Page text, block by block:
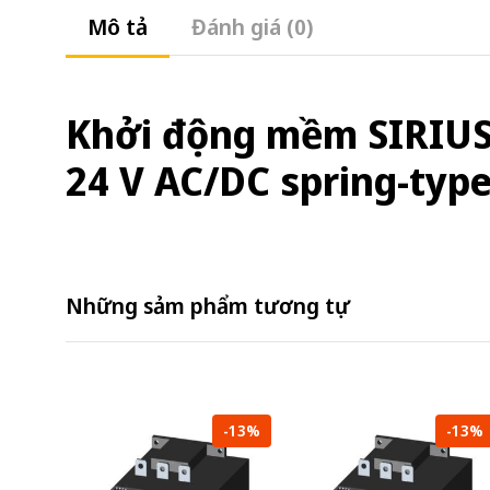
Mô tả Đánh giá (0)
Khởi động mềm
24 V AC/DC spring-
Những sảm phẩm tương tự
-13% -13%